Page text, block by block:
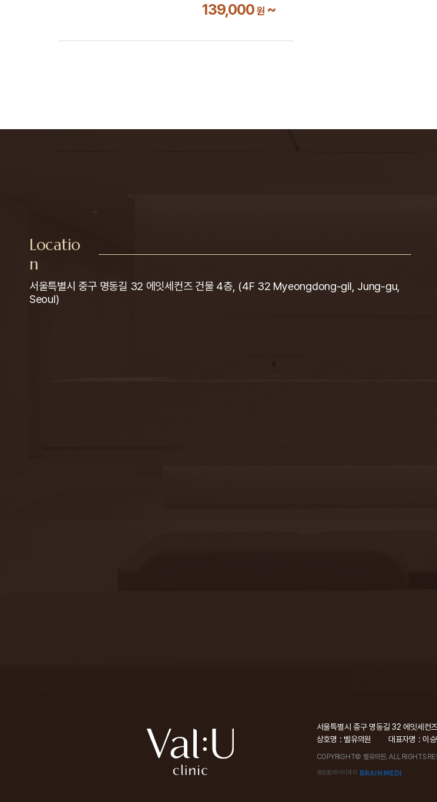
139,000 원 ~
Locatio
n
서울특별시 중구 명동길 32 에잇세컨즈 건물 4층, (4F 32 Myeongdong-gil, Jung-gu,
Seoul)
서울특별시 중구 명동길 32 에잇세
상호명 : 벨유의원
대표자명 : 이승
COPYRIGHT© 벨유의원. ALL RIGHTS
병원홈페이지제작